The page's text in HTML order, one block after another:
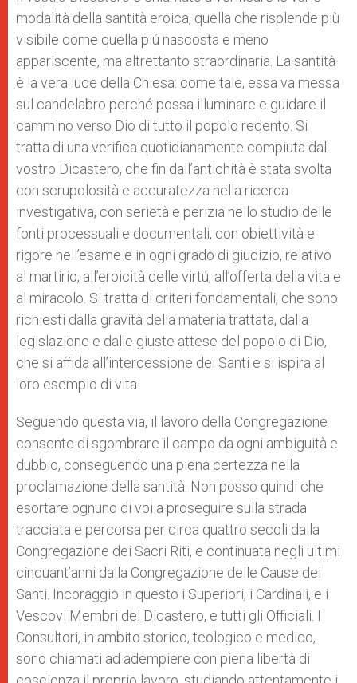
modalità della santità eroica, quella che risplende più
visibile come quella piú nascosta e meno
appariscente, ma altrettanto straordinaria. La santità
è la vera luce della Chiesa: come tale, essa va messa
sul candelabro perché possa illuminare e guidare il
cammino verso Dio di tutto il popolo redento. Si
tratta di una verifica quotidianamente compiuta dal
vostro Dicastero, che fin dall’antichità è stata svolta
con scrupolosità e accuratezza nella ricerca
investigativa, con serietà e perizia nello studio delle
fonti processuali e documentali, con obiettività e
rigore nell’esame e in ogni grado di giudizio, relativo
al martirio, all’eroicità delle virtú, all’offerta della vita e
al miracolo. Si tratta di criteri fondamentali, che sono
richiesti dalla gravità della materia trattata, dalla
legislazione e dalle giuste attese del popolo di Dio,
che si affida all’intercessione dei Santi e si ispira al
loro esempio di vita.
Seguendo questa via, il lavoro della Congregazione
consente di sgombrare il campo da ogni ambiguità e
dubbio, conseguendo una piena certezza nella
proclamazione della santità. Non posso quindi che
esortare ognuno di voi a proseguire sulla strada
tracciata e percorsa per circa quattro secoli dalla
Congregazione dei Sacri Riti, e continuata negli ultimi
cinquant’anni dalla Congregazione delle Cause dei
Santi. Incoraggio in questo i Superiori, i Cardinali, e i
Vescovi Membri del Dicastero, e tutti gli Officiali. I
Consultori, in ambito storico, teologico e medico,
sono chiamati ad adempiere con piena libertà di